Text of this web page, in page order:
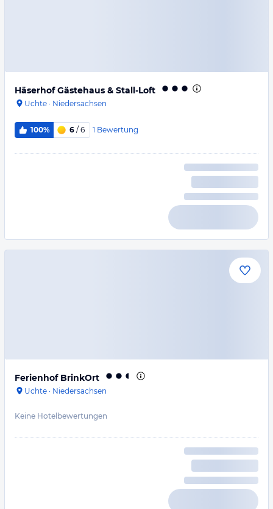
Häserhof Gästehaus & Stall-Loft
Uchte · Niedersachsen
100% 6 / 6 1 Bewertung
Ferienhof BrinkOrt
Uchte · Niedersachsen
Keine Hotelbewertungen